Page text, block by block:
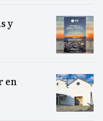
y
en